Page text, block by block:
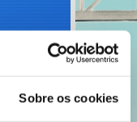
Sobre os cookies